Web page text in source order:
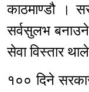
काठमाण्डौ ।
सर्वसुलभ
सेवा विस्तार
१०० दिने